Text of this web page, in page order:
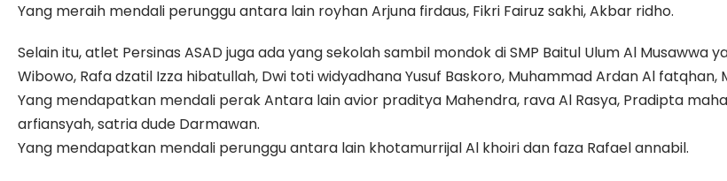
Yang meraih mendali perunggu antara lain royhan Arjuna firdaus, Fikri Fairuz sakhi, Akbar ridho.
Selain itu, atlet Persinas ASAD juga ada yang sekolah sambil mondok di SMP Baitul Ulum Al
Wibowo, Rafa dzatil Izza hibatullah, Dwi toti widyadhana Yusuf Baskoro, Muhammad Ardan Al
Yang mendapatkan mendali perak Antara lain avior praditya Mahendra, rava Al Rasya, Pradipta
arfiansyah, satria dude Darmawan.
Yang mendapatkan mendali perunggu antara lain khotamurrijal Al khoiri dan faza Rafael annabil.